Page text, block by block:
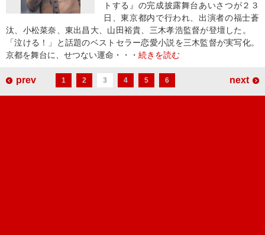
トする』の完成披露舞台あいさつが２３
日、東京都内で行われ、出演者の福士蒼
汰、小松菜奈、東出昌大、山田裕貴、三木孝浩監督が登壇した。
「泣ける！」と話題のベストセラー恋愛小説を三木監督が実写化。
京都を舞台に、せつない運命・・・ 続きを読む
prev 1 2 3 4 5 6 next